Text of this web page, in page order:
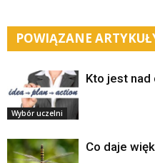
POWIĄZANE
Wybór uczelni
Kto jest nad
Co daje